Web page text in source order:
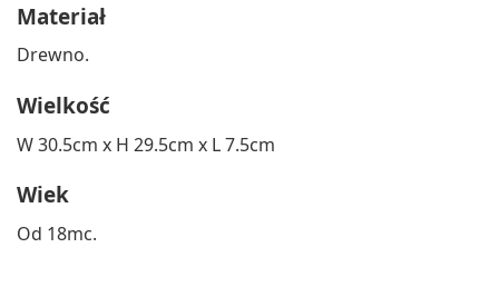
Materiał
Drewno.
Wielkość
W 30.5cm x H 29.5cm x L 7.5cm
Wiek
Od 18mc.